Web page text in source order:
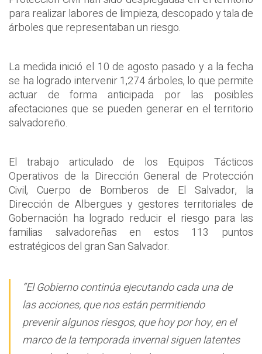
para realizar labores de limpieza, descopado y tala de
árboles que representaban un riesgo.
La medida inició el 10 de agosto pasado y a la fecha
se ha logrado intervenir 1,274 árboles, lo que permite
actuar de forma anticipada por las posibles
afectaciones que se pueden generar en el territorio
salvadoreño.
El trabajo articulado de los Equipos Tácticos
Operativos de la Dirección General de Protección
Civil, Cuerpo de Bomberos de El Salvador, la
Dirección de Albergues y gestores territoriales de
Gobernación ha logrado reducir el riesgo para las
familias salvadoreñas en estos 113 puntos
estratégicos del gran San Salvador.
“El Gobierno continúa ejecutando cada una de
las acciones, que nos están permitiendo
prevenir algunos riesgos, que hoy por hoy, en el
marco de la temporada invernal siguen latentes